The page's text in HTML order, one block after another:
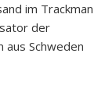
im Trackman
der
aus Schweden